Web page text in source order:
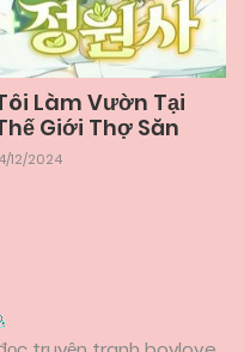
Làm Vườn Tại
Giới Thợ Săn
12/2024